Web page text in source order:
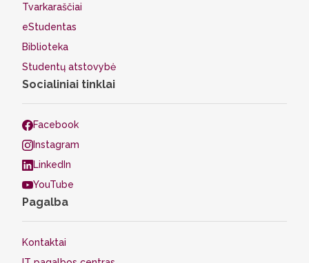
Tvarkaraščiai
eStudentas
Biblioteka
Studentų atstovybė
Socialiniai tinklai
Facebook
Instagram
LinkedIn
YouTube
Pagalba
Kontaktai